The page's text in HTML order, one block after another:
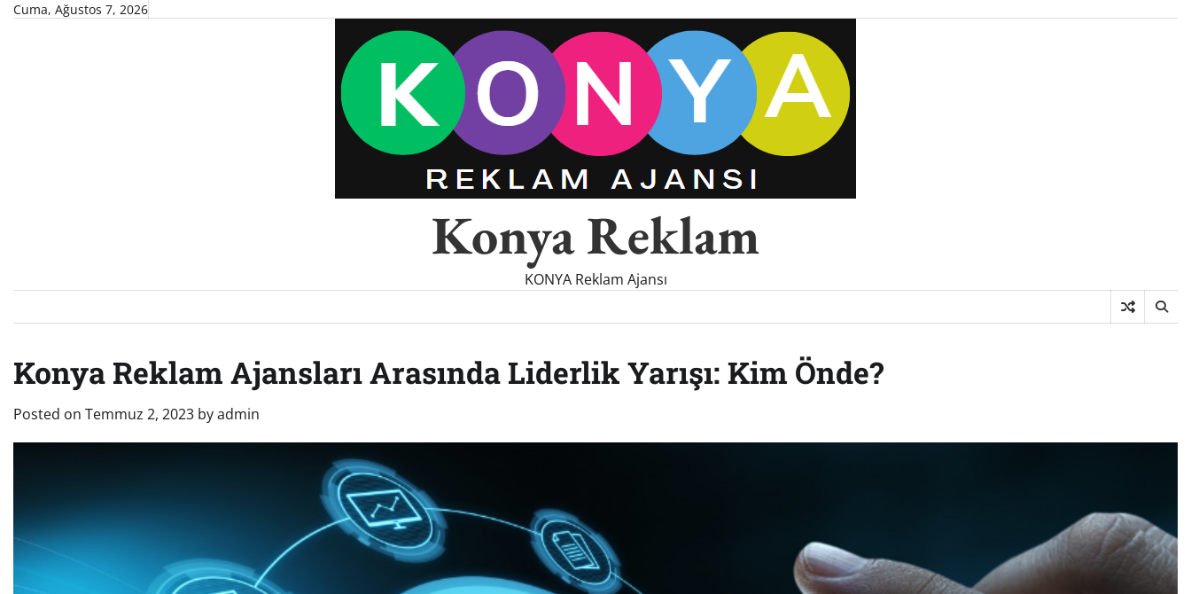
SkipCuma, Ağustos 7, 2026
Konya Reklam
KONYA Reklam Ajansı
Konya Reklam Ajansları Arasında Liderlik Yarışı: Kim Önde?
Posted on Temmuz 2, 2023 byadmin